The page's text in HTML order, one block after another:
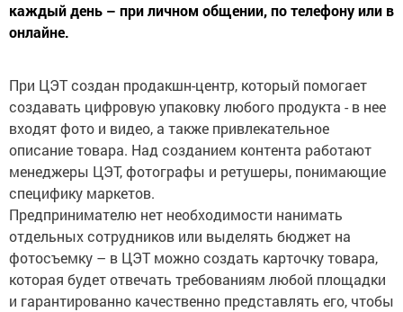
каждый день – при личном общении, по телефону или в
онлайне.
При ЦЭТ создан продакшн-центр, который помогает
создавать цифровую упаковку любого продукта - в нее
входят фото и видео, а также привлекательное
описание товара. Над созданием контента работают
менеджеры ЦЭТ, фотографы и ретушеры, понимающие
специфику маркетов.
Предпринимателю нет необходимости нанимать
отдельных сотрудников или выделять бюджет на
фотосъемку – в ЦЭТ можно создать карточку товара,
которая будет отвечать требованиям любой площадки
и гарантированно качественно представлять его, чтобы